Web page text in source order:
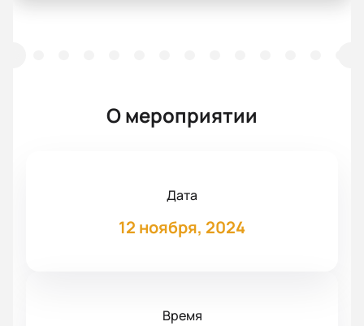
О мероприятии
Дата
12 ноября, 2024
Время